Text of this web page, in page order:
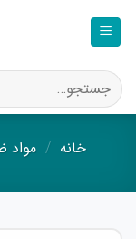
خانه / مواد